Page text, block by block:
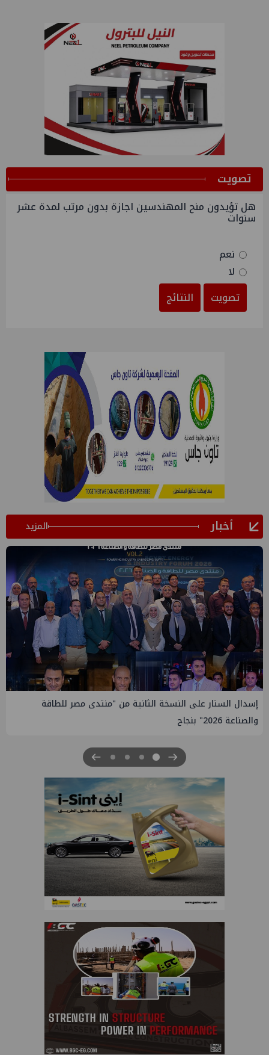
ﺗﺼﻮﻳﺖ
هل تؤيدون منح المهندسين اجازة بدون مرتب لمدة عشر
سنوات
نعم
لا
تصويت
النتائج
أخبار المزيد
إسدال الستار على النسخة الثانية من "منتدى مصر للطاقة
والصناعة 2026" بنجاح